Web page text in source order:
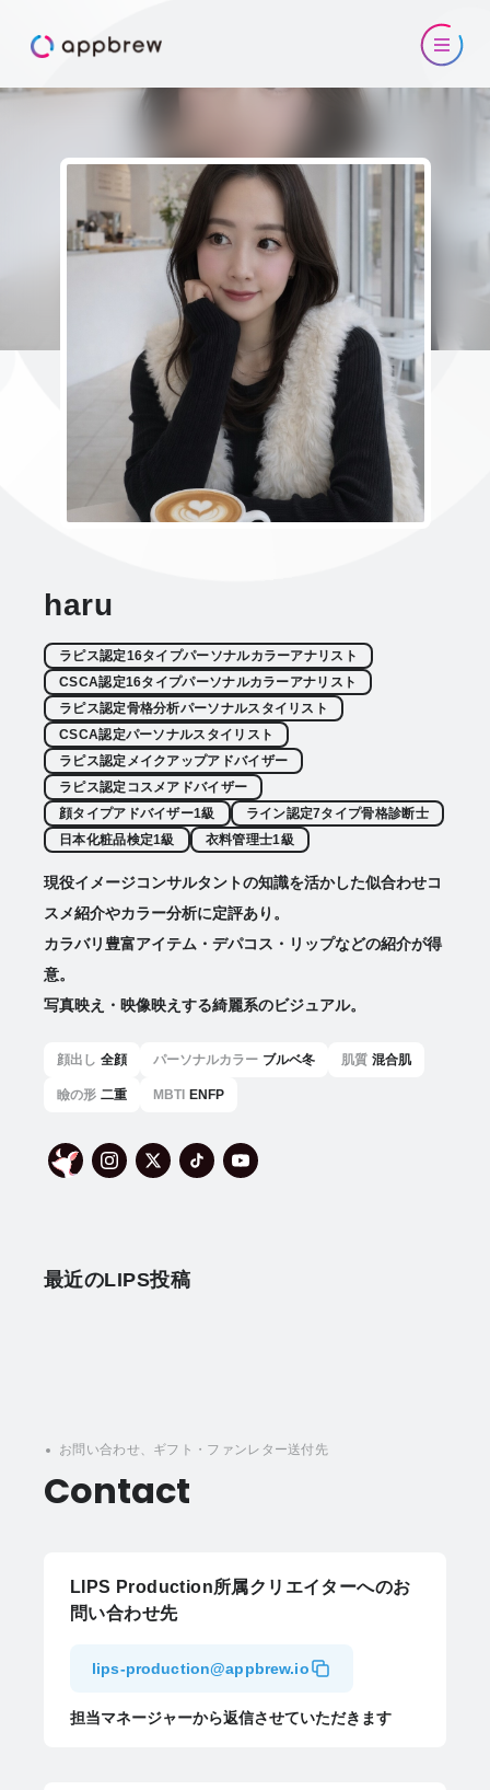
haru
ラピス認定16タイプパーソナルカラーアナリスト
CSCA認定16タイプパーソナルカラーアナリスト
ラピス認定骨格分析パーソナルスタイリスト
CSCA認定パーソナルスタイリスト
ラピス認定メイクアップアドバイザー
ラピス認定コスメアドバイザー
顔タイプアドバイザー1級
ライン認定7タイプ骨格診断士
日本化粧品検定1級
衣料管理士1級
現役イメージコンサルタントの知識を活かした似合わせコ
スメ紹介やカラー分析に定評あり。
カラバリ豊富アイテム・デパコス・リップなどの紹介が得
意。
写真映え・映像映えする綺麗系のビジュアル。
顔出し 全顔 パーソナルカラー ブルベ冬 肌質 混合肌
瞼の形 二重 MBTI ENFP
最近のLIPS投稿
お問い合わせ、ギフト・ファンレター送付先
Contact
LIPS Production所属クリエイターへのお
問い合わせ先
lips-production@appbrew.io
担当マネージャーから返信させていただきます